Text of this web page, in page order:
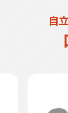
自